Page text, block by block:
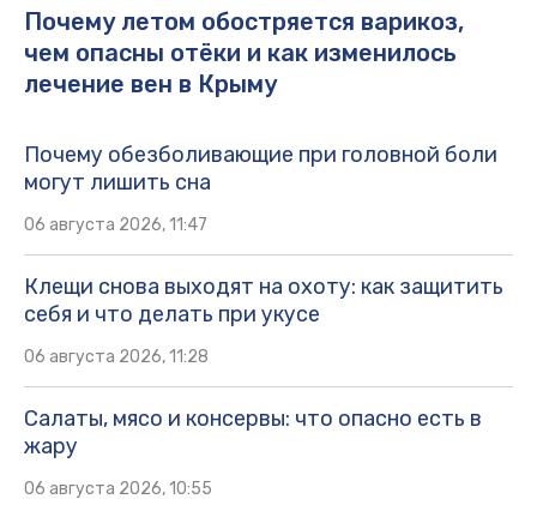
Почему летом обостряется варикоз,
чем опасны отёки и как изменилось
лечение вен в Крыму
Почему обезболивающие при головной боли
могут лишить сна
06 августа 2026, 11:47
Клещи снова выходят на охоту: как защитить
себя и что делать при укусе
06 августа 2026, 11:28
Салаты, мясо и консервы: что опасно есть в
жару
06 августа 2026, 10:55